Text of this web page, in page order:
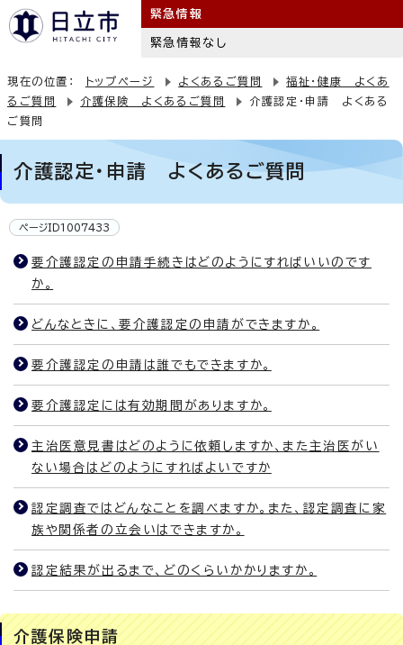
緊急情報
緊急情報なし
現在の位置： トップページ よくあるご質問
福祉・健康 よくあ
るご質問
介護保険 よくあるご質問
介護認定・申請 よくある
ご質問
介護認定・申請 よくあるご質問
ページID1007433
要介護認定の申請手続きはどのようにすればいいのです
か。
どんなときに、要介護認定の申請ができますか。
要介護認定の申請は誰でもできますか。
要介護認定には有効期間がありますか。
主治医意見書はどのように依頼しますか、また主治医がい
ない場合はどのようにすればよいですか
認定調査ではどんなことを調べますか。また、認定調査に家
族や関係者の立会いはできますか。
認定結果が出るまで、どのくらいかかりますか。
介護保険申請